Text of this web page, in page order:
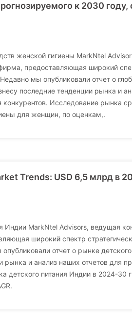
к 2030 году,
женской гигиены MarkNtel
предоставляющая широкий
мы опубликовали отчет о
последние тенденции рынка и
Исследование рынка
для женщин, по оценкам,.
Trends: USD 6,5 млрд в
MarkNtel Advisors, ведущая
широкий спектр
отчет о рынке
рынка и анализ наших отчетов для
детского питания Индии в 2024-30